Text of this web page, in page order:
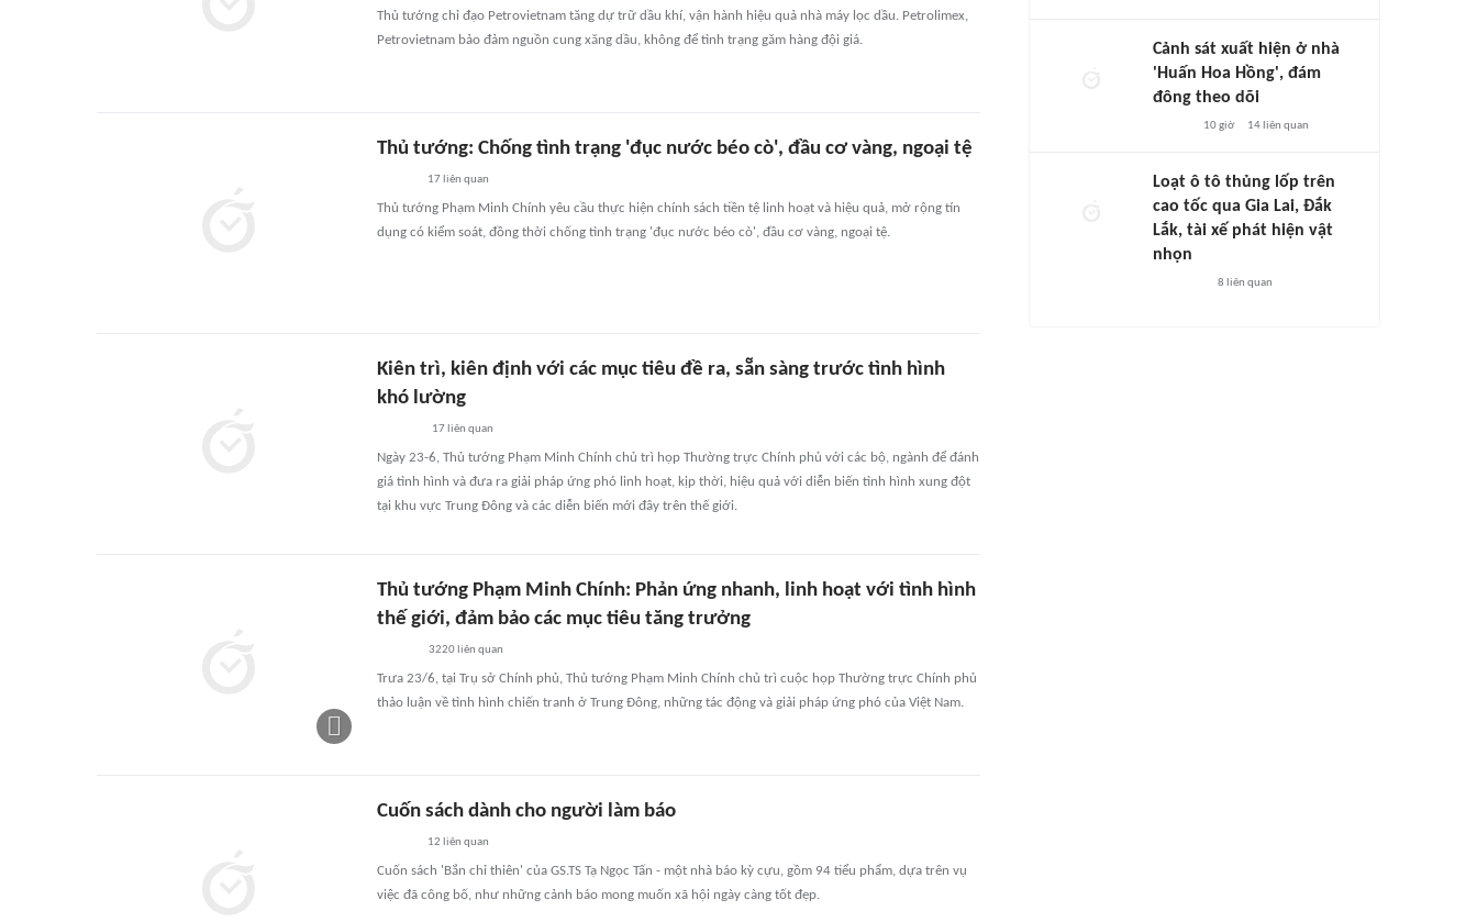
Thủ tướng chỉ đạo Petrovietnam tăng dự trữ dầu khí, vận hành hiệu quả nhà máy lọc dầu. Petrolimex,
Petrovietnam bảo đảm nguồn cung xăng dầu, không để tình trạng găm hàng đội giá.
Thủ tướng: Chống tình trạng 'đục nước béo cò', đầu cơ vàng, ngoại tệ
17liên quan
Thủ tướng Phạm Minh Chính yêu cầu thực hiện chính sách tiền tệ linh hoạt và hiệu quả, mở rộng tín
dụng có kiểm soát, đồng thời chống tình trạng 'đục nước béo cò', đầu cơ vàng, ngoại tệ.
Kiên trì, kiên định với các mục tiêu đề ra, sẵn sàng trước tình hình
khó lường
17 liên quan
Ngày 23-6, Thủ tướng Phạm Minh Chính chủ trì họp Thường trực Chính phủ với các bộ, ngành để đánh
giá tình hình và đưa ra giải pháp ứng phó linh hoạt, kịp thời, hiệu quả với diễn biến tình hình xung đột
tại khu vực Trung Đông và các diễn biến mới đây trên thế giới.
Thủ tướng Phạm Minh Chính: Phản ứng nhanh, linh hoạt với tình hình
thế giới, đảm bảo các mục tiêu tăng trưởng
3220 liên quan
Trưa 23/6, tại Trụ sở Chính phủ, Thủ tướng Phạm Minh Chính chủ trì cuộc họp Thường trực Chính phủ
thảo luận về tình hình chiến tranh ở Trung Đông, những tác động và giải pháp ứng phó của Việt Nam.
Cuốn sách dành cho người làm báo
12 liên quan
Cuốn sách 'Bắn chỉ thiên' của GS.TS Tạ Ngọc Tấn - một nhà báo kỳ cựu, gồm 94 tiểu phẩm, dựa trên vụ
việc đã công bố, như những cảnh báo mong muốn xã hội ngày càng tốt đẹp.
Cảnh sát xuất hiện ở nhà
'Huấn Hoa Hồng', đám
đông theo dõi
10 giờ 14liên quan
Loạt ô tô thủng lốp trên
cao tốc qua Gia Lai, Đắk
Lắk, tài xế phát hiện vật
nhọn
8 liên quan